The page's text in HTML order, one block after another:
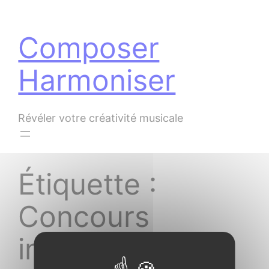
contenu
Composer
Harmoniser
Révéler votre créativité musicale
Étiquette :
Concours
international